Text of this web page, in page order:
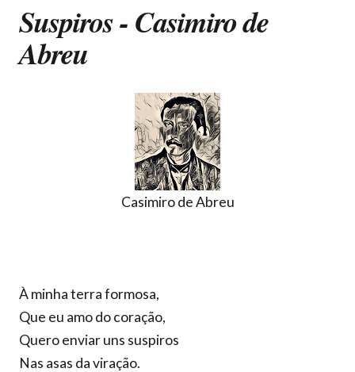
Suspiros - Casimiro de
Abreu
Casimiro de Abreu
À minha terra formosa,
Que eu amo do coração,
Quero enviar uns suspiros
Nas asas da viração.